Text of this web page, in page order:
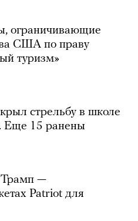
ограничивающие
США по праву
туризм»
стрельбу в школе
Еще 15 ранены
—
Patriot для